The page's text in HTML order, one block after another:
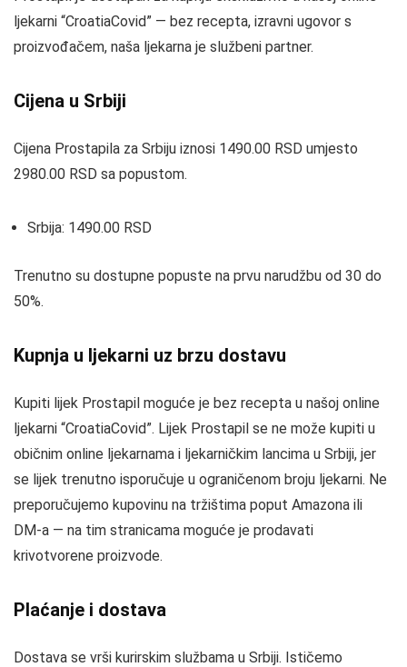
ljekarni “CroatiaCovid” — bez recepta, izravni ugovor s
proizvođačem, naša ljekarna je službeni partner.
Cijena u Srbiji
Cijena Prostapila za Srbiju iznosi 1490.00 RSD umjesto
2980.00 RSD sa popustom.
Srbija: 1490.00 RSD
Trenutno su dostupne popuste na prvu narudžbu od 30 do
50%.
Kupnja u ljekarni uz brzu dostavu
Kupiti lijek Prostapil moguće je bez recepta u našoj online
ljekarni “CroatiaCovid”. Lijek Prostapil se ne može kupiti u
običnim online ljekarnama i ljekarničkim lancima u Srbiji, jer
se lijek trenutno isporučuje u ograničenom broju ljekarni. Ne
preporučujemo kupovinu na tržištima poput Amazona ili
DM-a — na tim stranicama moguće je prodavati
krivotvorene proizvode.
Plaćanje i dostava
Dostava se vrši kurirskim službama u Srbiji. Ističemo